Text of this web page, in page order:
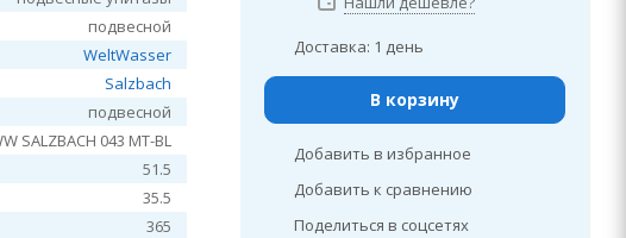
подвесной
WeltWasser
Salzbach
подвесной
SALZBACH 043 MT-BL
51.5
35.5
365
Доставка: 1 день
В корзину
Добавить в избранное
Добавить к сравнению
Поделиться в соцсетях